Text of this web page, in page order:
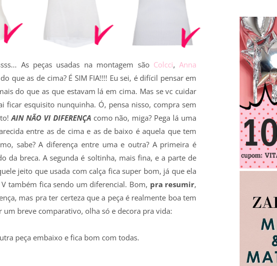
As peças usadas na montagem são Colcci,Anna
que as de cima? É SIM FIA!!!! Eu sei, é difícil pensar em
do que as que estavam lá em cima. Mas se vc cuidar
ficar esquisito nunquinha. Ó, pensa nisso, compra sem
AIN NÃO VI DIFERENÇA como não, miga? Pega lá uma
entre as de cima e as de baixo é aquela que tem
sabe? A diferença entre uma e outra? A primeira é
da breca. A segunda é soltinha, mais fina, e a parte de
jeito que usada com calça fica super bom, já que ela
também fica sendo um diferencial. Bom, pra resumir,
mas pra ter certeza que a peça é realmente boa tem
breve comparativo, olha só e decora pra vida:
peça embaixo e fica bom com todas.